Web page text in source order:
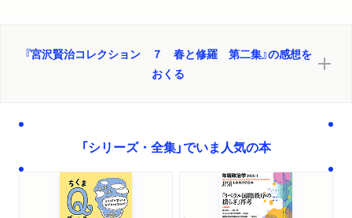
『宮沢賢治コレクション ７ 春と修羅 第二集』の感想を
おくる
「シリーズ・全集」でいま人気の本